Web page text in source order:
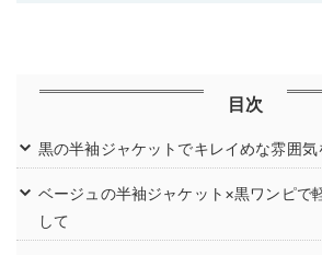
目次
黒の半袖ジャケットでキレイめな雰囲気
ベージュの半袖ジャケット×黒ワンピで
して